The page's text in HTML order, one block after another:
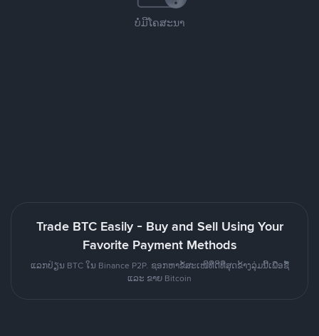
ບໍ່ມີໂຄສະນາ
Trade BTC Easily - Buy and Sell Using Your
Favorite Payment Methods
ແລກປ່ຽນ BTC ໃນ Binance P2P. ຊອກຫາຂໍ້ສະເໜີທີ່ດີທີ່ສຸດຂ້າງລຸ່ມນີ້ເພື່ອຊື້
ແລະ ຂາຍ Bitcoin